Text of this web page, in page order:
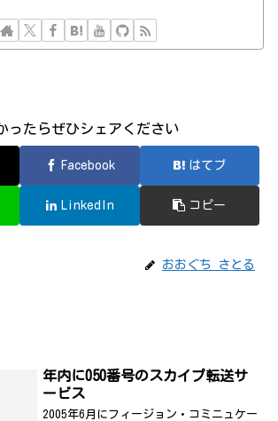
ったらぜひシェアください
Facebook はてブ
LinkedIn コピー
おおぐち さとる
年内に050番号のスカイプ転送サ
ービス
2005年6月にフィージョン・コミニュケー